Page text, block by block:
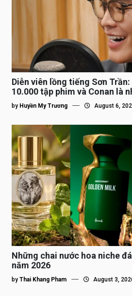
Diễn viên lồng tiếng Sơn Trần:
10.000 tập phim và Conan là
nhất”
by Huyền My Trương August 6,
Những chai nước hoa niche
năm 2026
by Thai Khang Pham August 3,